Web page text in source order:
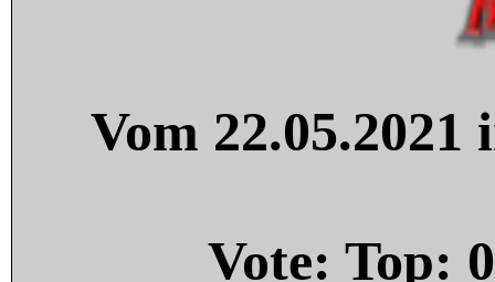
Vom
Vote: Top: 0